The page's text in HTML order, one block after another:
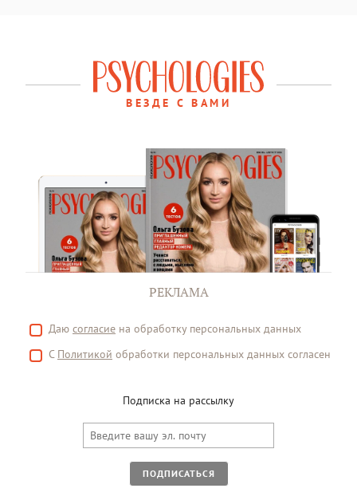
ВЕЗДЕ С ВАМИ
РЕКЛАМА
Даю согласие на обработку персональных данных
С Политикой обработки персональных данных согласен
Подписка на рассылку
ПОДПИСАТЬСЯ